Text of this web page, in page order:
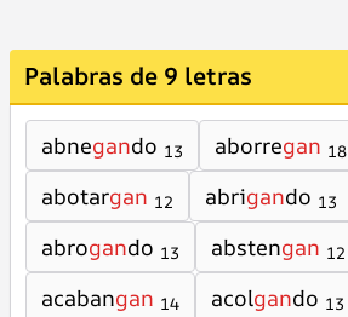
Palabras de 9 letras
abnegando 13 aborregan 18
abotargan 12 abrigando 13
abrogando 13 abstengan 12
acabangan 14 acolgando 13